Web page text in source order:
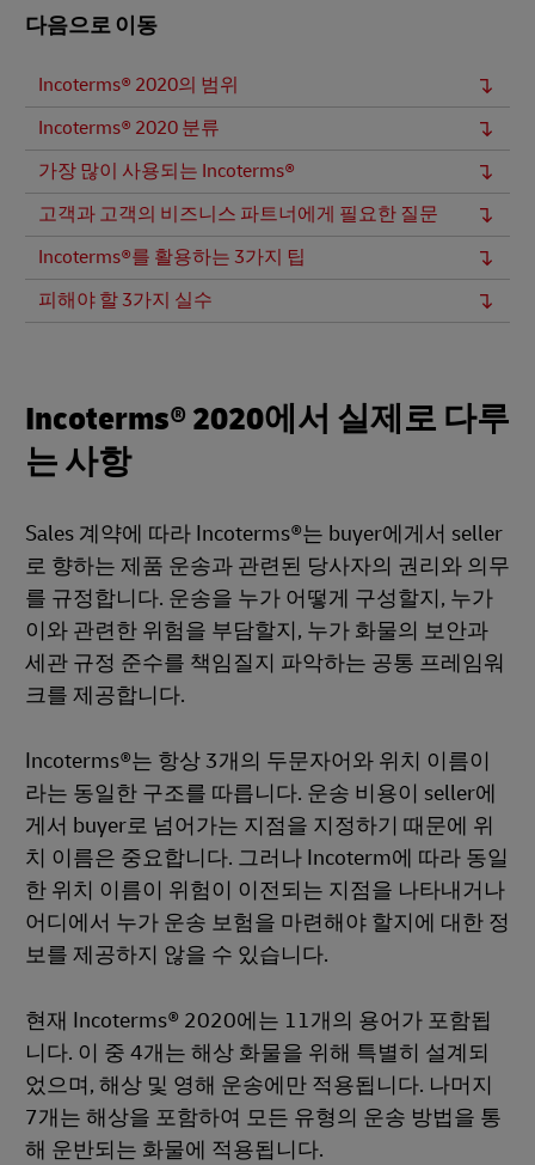
다음으로 이동
Incoterms® 2020의 범위
Incoterms® 2020 분류
가장 많이 사용되는 Incoterms®
고객과 고객의 비즈니스 파트너에게 필요한 질문
Incoterms®를 활용하는 3가지 팁
피해야 할 3가지 실수
Incoterms® 2020에서 실제로 다루
는 사항
Sales 계약에 따라 Incoterms®는 buyer에게서 seller
로 향하는 제품 운송과 관련된 당사자의 권리와 의무
를 규정합니다. 운송을 누가 어떻게 구성할지, 누가
이와 관련한 위험을 부담할지, 누가 화물의 보안과
세관 규정 준수를 책임질지 파악하는 공통 프레임워
크를 제공합니다.
Incoterms®는 항상 3개의 두문자어와 위치 이름이
라는 동일한 구조를 따릅니다. 운송 비용이 seller에
게서 buyer로 넘어가는 지점을 지정하기 때문에 위
치 이름은 중요합니다. 그러나 Incoterm에 따라 동일
한 위치 이름이 위험이 이전되는 지점을 나타내거나
어디에서 누가 운송 보험을 마련해야 할지에 대한 정
보를 제공하지 않을 수 있습니다.
현재 Incoterms® 2020에는 11개의 용어가 포함됩
니다. 이 중 4개는 해상 화물을 위해 특별히 설계되
었으며, 해상 및 영해 운송에만 적용됩니다. 나머지
7개는 해상을 포함하여 모든 유형의 운송 방법을 통
해 운반되는 화물에 적용됩니다.